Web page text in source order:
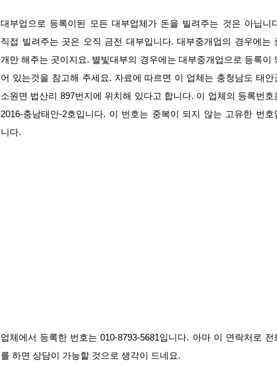
대부업으로 등록이된 모든 대부업체가 돈을 빌려주는 것은 아닙니
직접 빌려주는 곳은 오직 금전 대부입니다. 대부중개업의 경우에는
개만 해주는 곳이지요. 별빛대부의 경우에는 대부중개업으로 등록이
어 있는것을 참고해 주세요. 자료에 따르면 이 업체는 충청남도 태안
소원면 법산리 897번지에 위치해 있다고 합니다. 이 업체의 등록번호
2016-충남태안-2호입니다. 이 번호는 중복이 되지 않는 고유한 번호
니다.
업체에서 등록한 번호는 010-8793-5681입니다. 아마 이 연락처로 전
를 하면 상담이 가능할 것으로 생각이 드네요.